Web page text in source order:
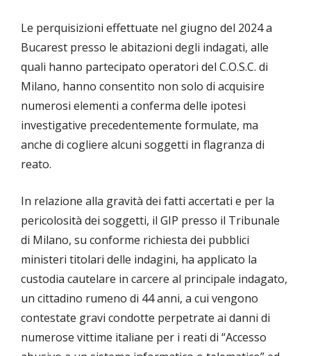
Le perquisizioni effettuate nel giugno del 2024 a
Bucarest presso le abitazioni degli indagati, alle
quali hanno partecipato operatori del C.O.S.C. di
Milano, hanno consentito non solo di acquisire
numerosi elementi a conferma delle ipotesi
investigative precedentemente formulate, ma
anche di cogliere alcuni soggetti in flagranza di
reato.
In relazione alla gravità dei fatti accertati e per la
pericolosità dei soggetti, il GIP presso il Tribunale
di Milano, su conforme richiesta dei pubblici
ministeri titolari delle indagini, ha applicato la
custodia cautelare in carcere al principale indagato,
un cittadino rumeno di 44 anni, a cui vengono
contestate gravi condotte perpetrate ai danni di
numerose vittime italiane per i reati di “Accesso